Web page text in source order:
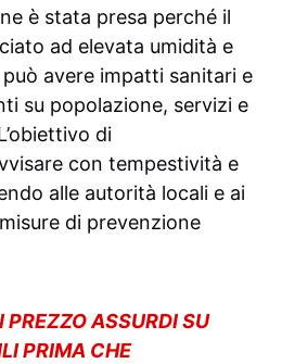
è stata presa perché il
ad elevata umidità e
avere impatti sanitari e
su popolazione, servizi e
di
con tempestività e
alle autorità locali e ai
di prevenzione
PREZZO ASSURDI SU
PRIMA CHE